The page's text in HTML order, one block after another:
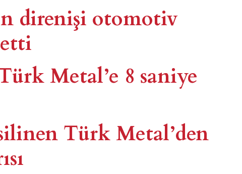
direnişi otomotiv
Metal’e 8 saniye
Türk Metal’den